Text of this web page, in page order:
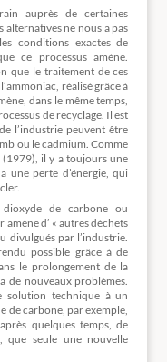
auprès de certaines
ne nous a pas
conditions exactes de
ce processus amène.
que le traitement de ces
réalisé grâce à
dans le même temps,
de recyclage. Il est
l’industrie peuvent être
ou le cadmium. Comme
(1979), il y a toujours une
une perte d’énergie, qui
de carbone ou
d’ « autres déchets
divulgués par l’industrie.
possible grâce à de
le prolongement de la
de nouveaux problèmes.
solution technique à un
de carbone, par exemple,
quelques temps, de
que seule une nouvelle